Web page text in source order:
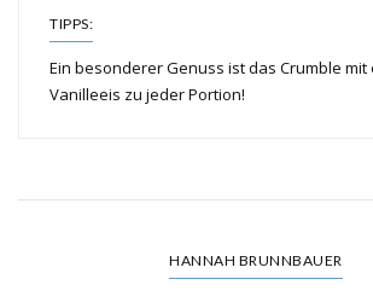
TIPPS:
Ein besonderer Genuss ist das Crumble mit
Vanilleeis zu jeder Portion!
HANNAH BRUNNBAUER